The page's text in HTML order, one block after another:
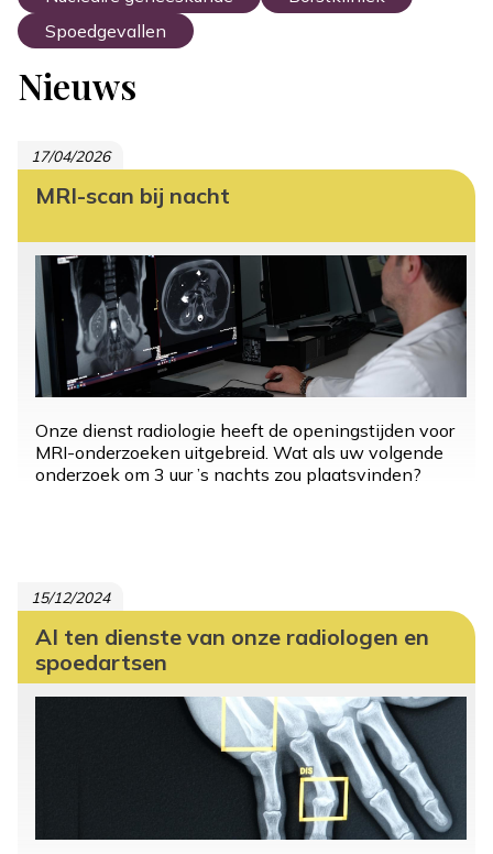
Spoedgevallen
Nieuws
17/04/2026
MRI-scan bij nacht
Onze dienst radiologie heeft de openingstijden voor
MRI-onderzoeken uitgebreid. Wat als uw volgende
onderzoek om 3 uur ’s nachts zou plaatsvinden?
15/12/2024
AI ten dienste van onze radiologen en
spoedartsen